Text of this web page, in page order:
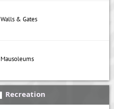
Walls & Gates
Mausoleums
Recreation